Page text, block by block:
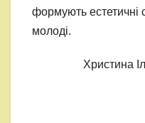
формують естетичні
молоді.
Христина